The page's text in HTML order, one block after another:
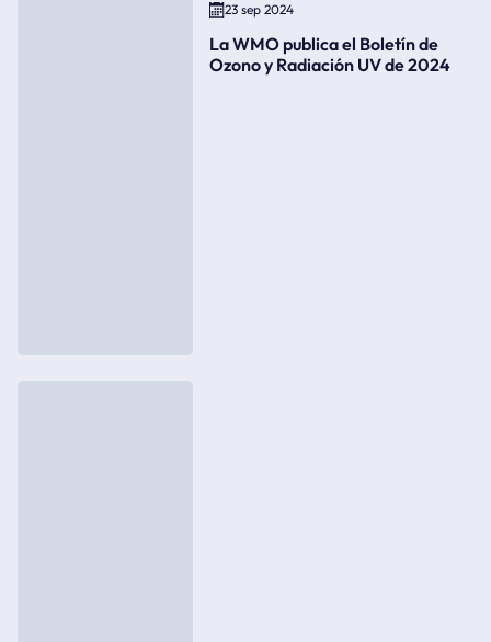
23 sep 2024
La WMO publica el Boletín de
Ozono y Radiación UV de 2024